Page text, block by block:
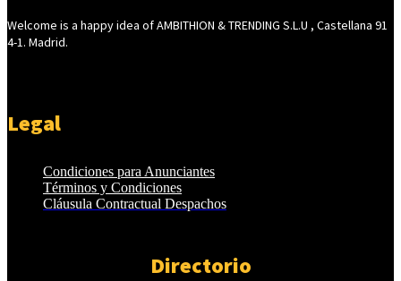
Welcome is a happy idea of AMBITHION & TRENDING S.L.U , Castellana 91
4-1. Madrid.
Legal
Condiciones para Anunciantes
Términos y Condiciones
Cláusula Contractual Despachos
Directorio